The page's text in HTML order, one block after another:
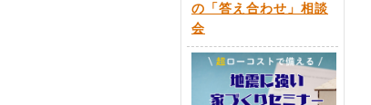
の「答え合わせ」相談
会